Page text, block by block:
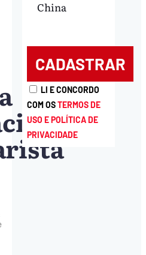
China
LI E CONCORDO
COM OSTERMOS DE
USO E POLÍTICA DE
PRIVACIDADE